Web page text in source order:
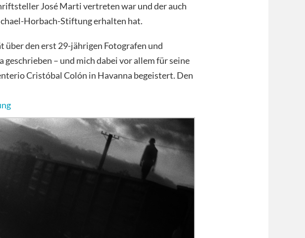
José Marti vertreten war und der auch
Horbach-Stiftung erhalten hat.
über den erst 29-jährigen Fotografen und
– und mich dabei vor allem für seine
Cristóbal Colón in Havanna begeistert. Den